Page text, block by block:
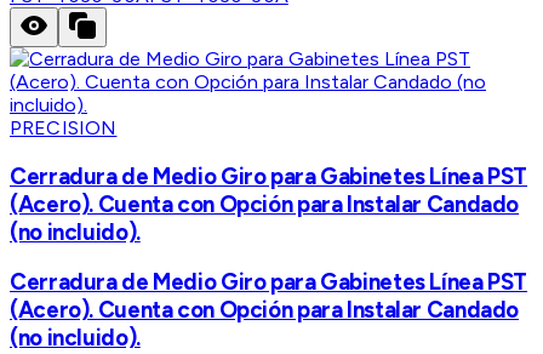
PRECISION
Cerradura de Medio Giro para Gabinetes Línea PST
(Acero). Cuenta con Opción para Instalar Candado
(no incluido).
Cerradura de Medio Giro para Gabinetes Línea PST
(Acero). Cuenta con Opción para Instalar Candado
(no incluido).